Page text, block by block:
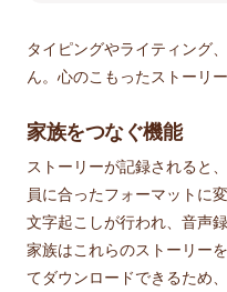
タイピングやライティング
ん。心のこもったストーリ
家族をつなぐ機能
ストーリーが記録されると
員に合ったフォーマットに
文字起こしが行われ、音声
家族はこれらのストーリー
てダウンロードできるため